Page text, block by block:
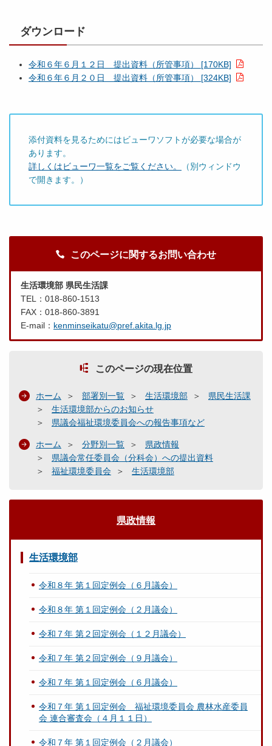
ダウンロード
令和６年６月１２日 提出資料（所管事項） [170KB]
令和６年６月２０日 提出資料（所管事項） [324KB]
添付資料を見るためにはビューワソフトが必要な場合が
あります。
詳しくはビューワ一覧をご覧ください。
（別ウィンドウ
で開きます。）
このページに関するお問い合わせ
生活環境部 県民生活課
TEL：018-860-1513
FAX：018-860-3891
E-mail： kenminseikatu@pref.akita.lg.jp
このページの現在位置
ホーム 部署別一覧 生活環境部
県民生活課
生活環境部からのお知らせ
県議会福祉環境委員会への報告事項など
ホーム 分野別一覧
県政情報
県議会常任委員会（分科会）への提出資料
福祉環境委員会
生活環境部
県政情報
生活環境部
令和８年 第１回定例会（６月議会）
令和８年 第１回定例会（２月議会）
令和７年 第２回定例会（１２月議会）
令和７年 第２回定例会（９月議会）
令和７年 第１回定例会（６月議会）
令和７年 第１回定例会 福祉環境委員会 農林水産委員
会 連合審査会（４月１１日）
令和７年 第１回定例会（２月議会）